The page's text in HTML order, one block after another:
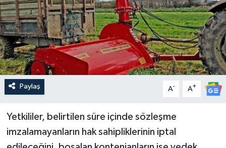
Paylaş A- A+
Yetkililer, belirtilen süre içinde sözleşme
imzalamayanların hak sahipliklerinin iptal